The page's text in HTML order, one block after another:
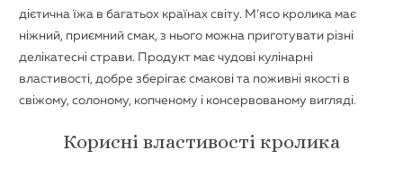
дієтична їжа в багатьох країнах світу. М’ясо кролика має
ніжний, приємний смак, з нього можна приготувати різні
делікатесні страви. Продукт має чудові кулінарні
властивості, добре зберігає смакові та поживні якості в
свіжому, солоному, копченому і консервованому вигляді.
Корисні властивості кролика